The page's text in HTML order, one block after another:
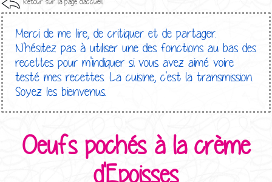
Merci de me lire, de critiquer et de partager.
N'hésitez pas à utiliser une des fonctions au bas des
recettes pour m'indiquer si vous avez aimé voire
testé mes recettes. La cuisine, c'est la transmission.
Soyez les bienvenus.
Oeufs pochés à la crème
d'Epoisses